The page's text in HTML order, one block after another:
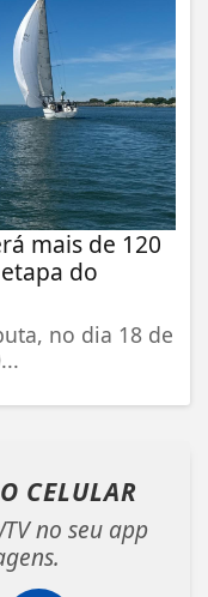
mais de 120
do
no dia 18 de
CELULAR
no seu app